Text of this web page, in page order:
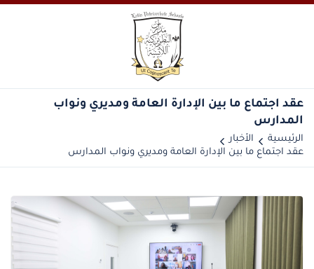
عقد اجتماع ما بين الإدارة العامة ومديري ونواب
المدارس
الرئيسية
الأخبار
عقد اجتماع ما بين الإدارة العامة ومديري ونواب المدارس